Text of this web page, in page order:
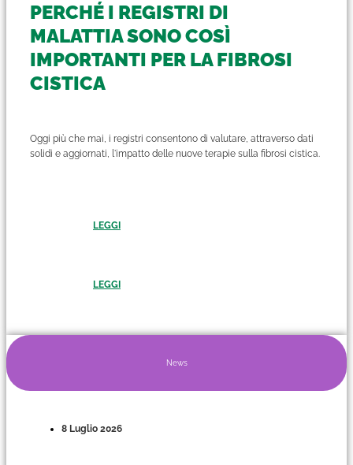
PERCHÉ I REGISTRI DI
MALATTIA SONO COSÌ
IMPORTANTI PER LA FIBROSI
CISTICA
Oggi più che mai, i registri consentono di valutare, attraverso dati
solidi e aggiornati, l'impatto delle nuove terapie sulla fibrosi cistica.
LEGGI
LEGGI
News
8 Luglio 2026